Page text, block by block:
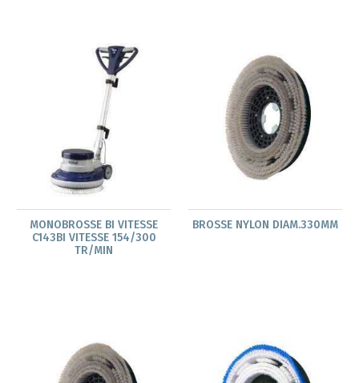
MONOBROSSE BI VITESSE
C143BI VITESSE 154/300
TR/MIN
BROSSE NYLON DIAM.330MM